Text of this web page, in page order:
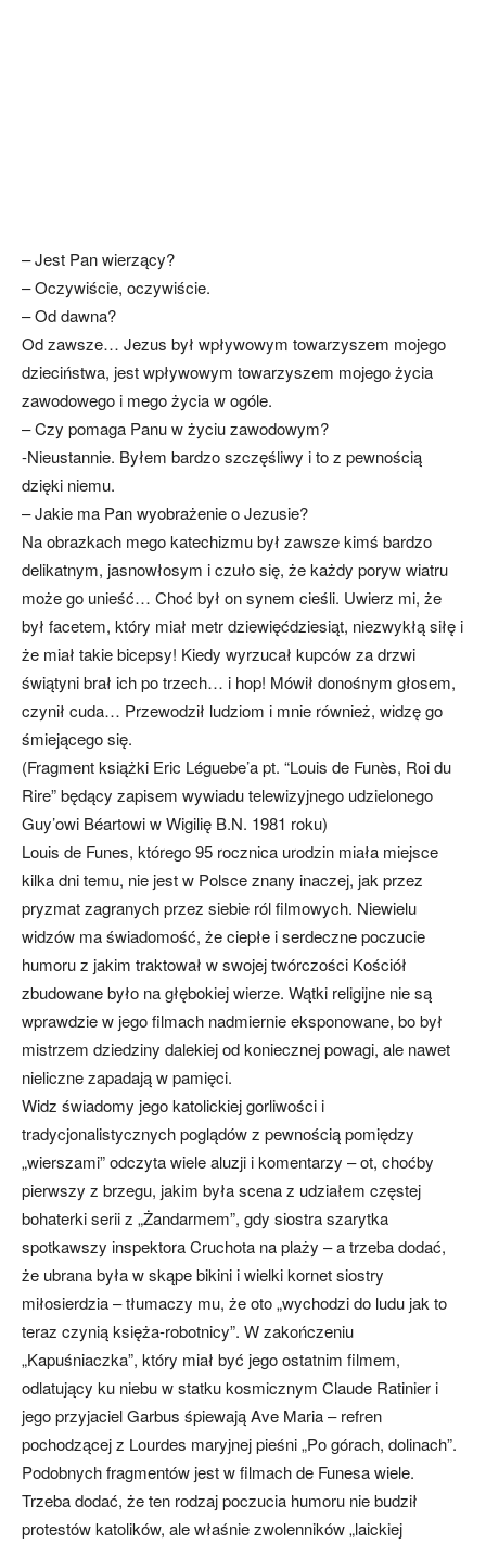
– Jest Pan wierzący?
– Oczywiście, oczywiście.
– Od dawna?
Od zawsze… Jezus był wpływowym towarzyszem mojego
dzieciństwa, jest wpływowym towarzyszem mojego życia
zawodowego i mego życia w ogóle.
– Czy pomaga Panu w życiu zawodowym?
-Nieustannie. Byłem bardzo szczęśliwy i to z pewnością
dzięki niemu.
– Jakie ma Pan wyobrażenie o Jezusie?
Na obrazkach mego katechizmu był zawsze kimś bardzo
delikatnym, jasnowłosym i czuło się, że każdy poryw wiatru
może go unieść… Choć był on synem cieśli. Uwierz mi, że
był facetem, który miał metr dziewięćdziesiąt, niezwykłą siłę i
że miał takie bicepsy! Kiedy wyrzucał kupców za drzwi
świątyni brał ich po trzech… i hop! Mówił donośnym głosem,
czynił cuda… Przewodził ludziom i mnie również, widzę go
śmiejącego się.
(Fragment książki Eric Léguebe’a pt. “Louis de Funès, Roi du
Rire” będący zapisem wywiadu telewizyjnego udzielonego
Guy’owi Béartowi w Wigilię B.N. 1981 roku)
Louis de Funes, którego 95 rocznica urodzin miała miejsce
kilka dni temu, nie jest w Polsce znany inaczej, jak przez
pryzmat zagranych przez siebie ról filmowych. Niewielu
widzów ma świadomość, że ciepłe i serdeczne poczucie
humoru z jakim traktował w swojej twórczości Kościół
zbudowane było na głębokiej wierze. Wątki religijne nie są
wprawdzie w jego filmach nadmiernie eksponowane, bo był
mistrzem dziedziny dalekiej od koniecznej powagi, ale nawet
nieliczne zapadają w pamięci.
Widz świadomy jego katolickiej gorliwości i
tradycjonalistycznych poglądów z pewnością pomiędzy
„wierszami” odczyta wiele aluzji i komentarzy – ot, choćby
pierwszy z brzegu, jakim była scena z udziałem częstej
bohaterki serii z „Żandarmem”, gdy siostra szarytka
spotkawszy inspektora Cruchota na plaży – a trzeba dodać,
że ubrana była w skąpe bikini i wielki kornet siostry
miłosierdzia – tłumaczy mu, że oto „wychodzi do ludu jak to
teraz czynią księża-robotnicy”. W zakończeniu
„Kapuśniaczka”, który miał być jego ostatnim filmem,
odlatujący ku niebu w statku kosmicznym Claude Ratinier i
jego przyjaciel Garbus śpiewają Ave Maria – refren
pochodzącej z Lourdes maryjnej pieśni „Po górach, dolinach”.
Podobnych fragmentów jest w filmach de Funesa wiele.
Trzeba dodać, że ten rodzaj poczucia humoru nie budził
protestów katolików, ale właśnie zwolenników „laickiej